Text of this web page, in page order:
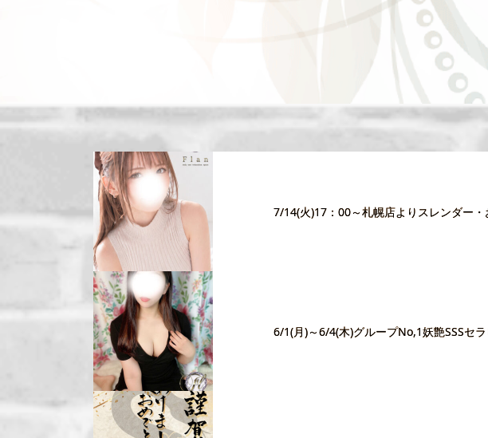
7/14(火)17：00～札幌店よりスレンダー
6/1(月)～6/4(木)グループNo,1妖艶SSSセ